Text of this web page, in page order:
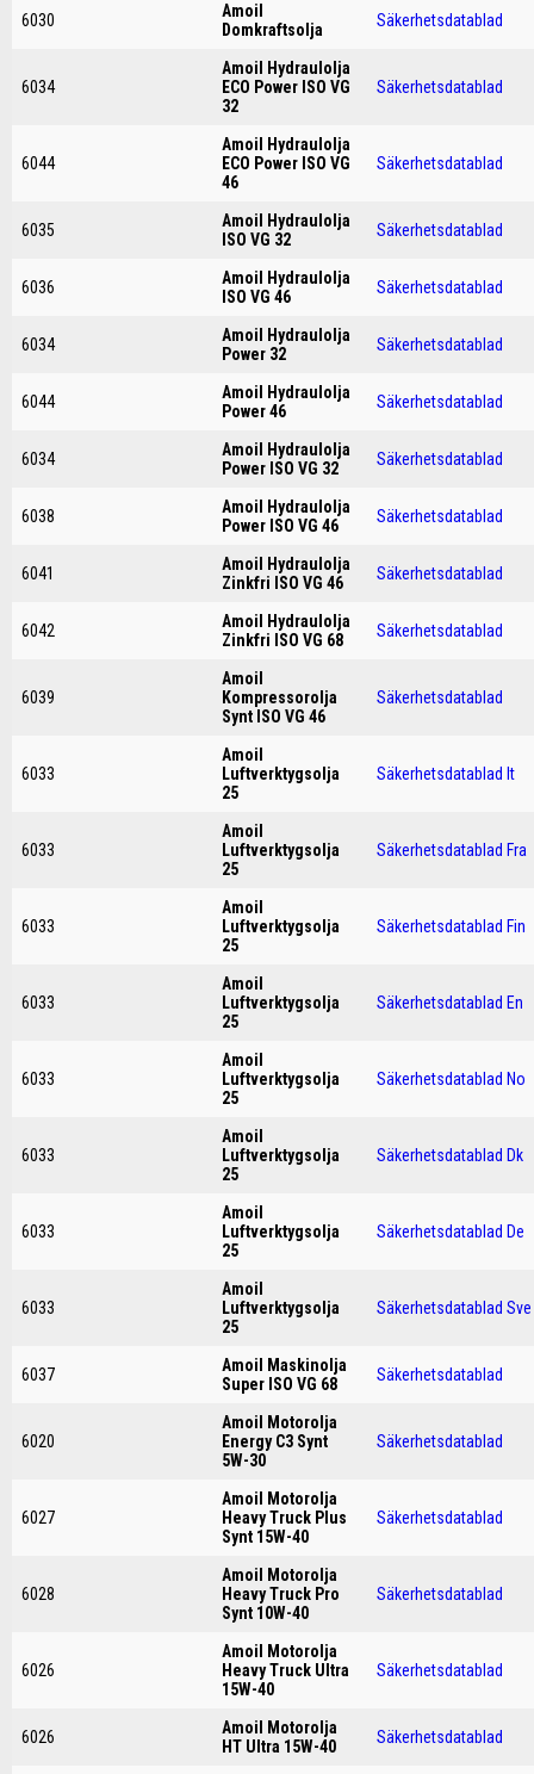
6030
Amoil
Domkraftsolja
Säkerhetsdatablad
6034
Amoil Hydraulolja
ECO Power ISO VG
32
Säkerhetsdatablad
6044
Amoil Hydraulolja
ECO Power ISO VG
46
Säkerhetsdatablad
6035
Amoil Hydraulolja
ISO VG 32
Säkerhetsdatablad
6036
Amoil Hydraulolja
ISO VG 46
Säkerhetsdatablad
6034
Amoil Hydraulolja
Power 32
Säkerhetsdatablad
6044
Amoil Hydraulolja
Power 46
Säkerhetsdatablad
6034
Amoil Hydraulolja
Power ISO VG 32
Säkerhetsdatablad
6038
Amoil Hydraulolja
Power ISO VG 46
Säkerhetsdatablad
6041
Amoil Hydraulolja
Zinkfri ISO VG 46
Säkerhetsdatablad
6042
Amoil Hydraulolja
Zinkfri ISO VG 68
Säkerhetsdatablad
6039
Amoil
Kompressorolja
Synt ISO VG 46
Säkerhetsdatablad
6033
Amoil
Luftverktygsolja
25
Säkerhetsdatablad It
6033
Amoil
Luftverktygsolja
25
Säkerhetsdatablad Fra
6033
Amoil
Luftverktygsolja
25
Säkerhetsdatablad Fin
6033
Amoil
Luftverktygsolja
25
Säkerhetsdatablad En
6033
Amoil
Luftverktygsolja
25
Säkerhetsdatablad No
6033
Amoil
Luftverktygsolja
25
Säkerhetsdatablad Dk
6033
Amoil
Luftverktygsolja
25
Säkerhetsdatablad De
6033
Amoil
Luftverktygsolja
25
Säkerhetsdatablad Sve
6037
Amoil Maskinolja
Super ISO VG 68
Säkerhetsdatablad
6020
Amoil Motorolja
Energy C3 Synt
5W-30
Säkerhetsdatablad
6027
Amoil Motorolja
Heavy Truck Plus
Synt 15W-40
Säkerhetsdatablad
6028
Amoil Motorolja
Heavy Truck Pro
Synt 10W-40
Säkerhetsdatablad
6026
Amoil Motorolja
Heavy Truck Ultra
15W-40
Säkerhetsdatablad
6026
Amoil Motorolja
HT Ultra 15W-40
Säkerhetsdatablad